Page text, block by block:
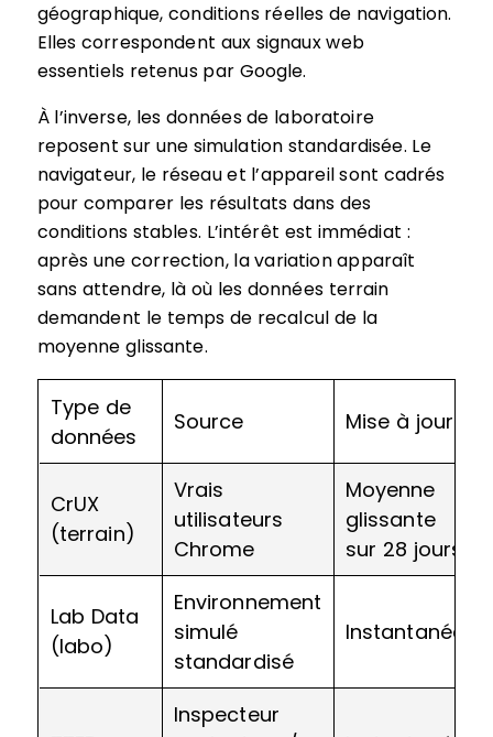
géographique, conditions réelles de navigation.
Elles correspondent aux signaux web
essentiels retenus par Google.
À l’inverse, les données de laboratoire
reposent sur une simulation standardisée. Le
navigateur, le réseau et l’appareil sont cadrés
pour comparer les résultats dans des
conditions stables. L’intérêt est immédiat :
après une correction, la variation apparaît
sans attendre, là où les données terrain
demandent le temps de recalcul de la
moyenne glissante.
Type de
données
Source Mise à jour
CrUX
(terrain)
Vrais
utilisateurs
Chrome
Moyenne
glissante
sur 28 jours
Lab Data
(labo)
Environnement
simulé
standardisé
Instantanée
Inspecteur